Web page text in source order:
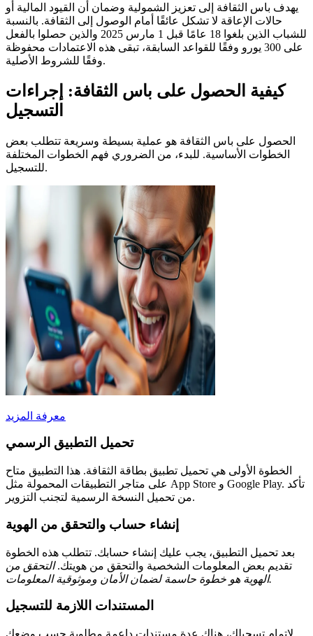
يهدف باس الثقافة إلى تعزيز الشمولية وضمان أن القيود المالية أو
حالات الإعاقة لا تشكل عائقًا أمام الوصول إلى الثقافة. بالنسبة
للشباب الذين بلغوا 18 عامًا قبل 1 مارس 2025 والذين حصلوا بالفعل
على 300 يورو وفقًا للقواعد السابقة، تبقى هذه الاعتمادات محفوظة
وفقًا للشروط الأصلية.
كيفية الحصول على باس الثقافة: إجراءات
التسجيل
الحصول على باس الثقافة هو عملية بسيطة وسريعة تتطلب بعض
الخطوات الأساسية. للبدء، من الضروري فهم الخطوات المختلفة
للتسجيل.
معرفة المزيد
تحميل التطبيق الرسمي
الخطوة الأولى هي تحميل تطبيق بطاقة الثقافة. هذا التطبيق متاح
على متاجر التطبيقات المحمولة مثل App Store و Google Play. تأكد
من تحميل النسخة الرسمية لتجنب التزوير.
إنشاء حساب والتحقق من الهوية
بعد تحميل التطبيق، يجب عليك إنشاء حسابك. تتطلب هذه الخطوة
تقديم بعض المعلومات الشخصية والتحقق من هويتك.التحقق من
الهوية هو خطوة حاسمة لضمان الأمان وموثوقية المعلومات.
المستندات اللازمة للتسجيل
لإتمام تسجيلك، هناك عدة مستندات داعمة مطلوبة حسب وضعك